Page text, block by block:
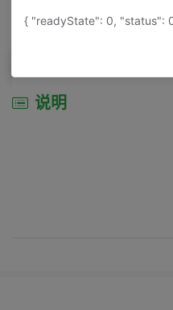
属性： 地图属性： 地图类型-
说明
{ "readyState": 0, "status":